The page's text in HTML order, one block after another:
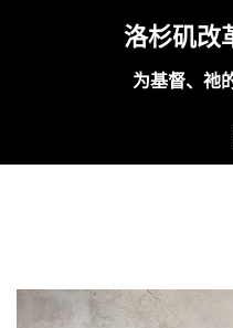
洛杉矶改
为基督、祂